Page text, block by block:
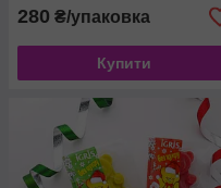
280 ₴/упаковка
Купити